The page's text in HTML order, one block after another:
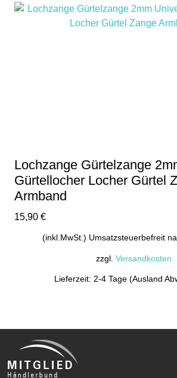
Lochzange Gürtelzange
Gürtellocher Locher Gürtel
Armband
15,90 €
(inkl.MwSt.) Umsatzsteuerbefreit
zzgl. Versandkosten
Lieferzeit: 2-4 Tage (Ausland